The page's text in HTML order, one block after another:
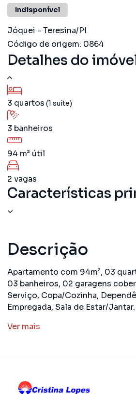
Indisponível
Jóquei - Teresina/PI
Código de origem: 0864
Detalhes do
3 quartos (1 suíte)
3 banheiros
94 m² útil
2 vagas
Características
Descrição
Apartamento com 94m², 03
03 banheiros, 02 garagens
Serviço, Copa/Cozinha,
Empregada, Sala de Estar/
Apartamento em Teresina?
Ver mais